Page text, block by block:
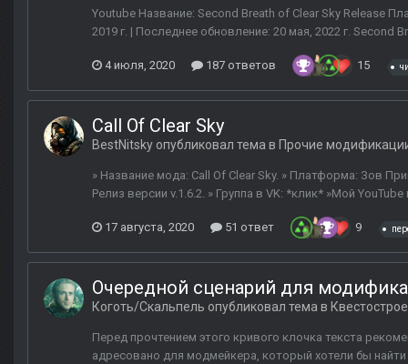
Youtube Название: Second Breath of Clear Sky Release
2019 г. | Последнее обновление: 20 мая, 2022 г. Second
4 июля, 2020 187 ответов 15
Call Of Clear Sky
BestNitsky опубликовал тема в Прочие
» Название мода: Call Of Clear Sky. » Платформа: Зов
Релиз версии v.1.6.2. » Группа в VK: *клик* »Мой
17 августа, 2020 51 ответ 9
Очередной сценарий для
Коготь/Скальпель опубликовал тема в
Перед прочтением этого кривого клочка текста
адресовано для модмейкера, который хотели бы